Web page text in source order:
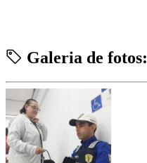
Galeria de fotos: